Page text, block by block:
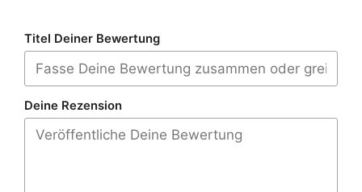
Titel Deiner Bewertung
Deine Rezension